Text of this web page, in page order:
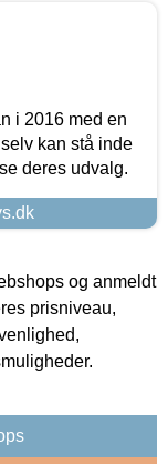
i 2016 med en
kan stå inde
deres udvalg.
og anmeldt
prisniveau,